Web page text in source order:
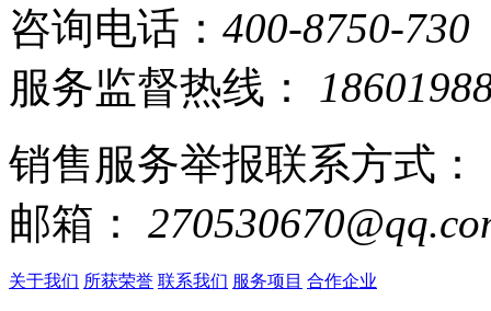
咨询电话： 400-8750-730
服务监督热线：
销售服务举报联系方式：
邮箱：
关于我们 所获荣誉 联系我们 服务项目 合作企业